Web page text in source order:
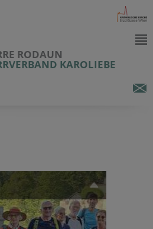
RODAUN
KAROLIEBE